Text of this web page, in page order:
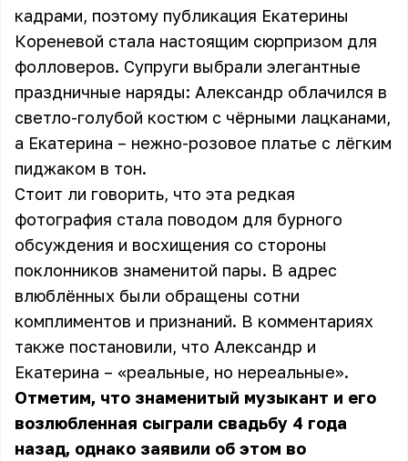
кадрами, поэтому публикация Екатерины
Кореневой стала настоящим сюрпризом для
фолловеров. Супруги выбрали элегантные
праздничные наряды: Александр облачился в
светло-голубой костюм с чёрными лацканами,
а Екатерина – нежно-розовое платье с лёгким
пиджаком в тон.
Стоит ли говорить, что эта редкая
фотография стала поводом для бурного
обсуждения и восхищения со стороны
поклонников знаменитой пары. В адрес
влюблённых были обращены сотни
комплиментов и признаний. В комментариях
также постановили, что Александр и
Екатерина – «реальные, но нереальные».
Отметим, что знаменитый музыкант и его
возлюбленная сыграли свадьбу 4 года
назад, однако заявили об этом во